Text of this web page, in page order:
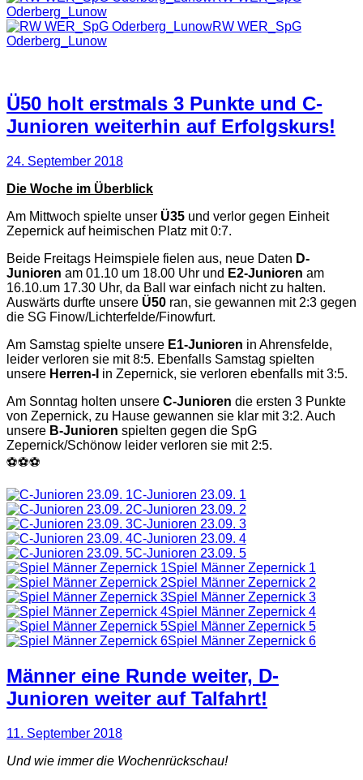
Oderberg_Lunow
RW WER_SpG
Oderberg_Lunow
Ü50 holt erstmals 3 Punkte und C-
Junioren weiterhin auf Erfolgskurs!
24. September 2018
Die Woche im Überblick
Am Mittwoch spielte unser Ü35 und verlor gegen Einheit
Zepernick auf heimischen Platz mit 0:7.
Beide Freitags Heimspiele fielen aus, neue Daten D-
Junioren am 01.10 um 18.00 Uhr und E2-Junioren am
16.10.um 17.30 Uhr, da Ball war einfach nicht zu halten.
Auswärts durfte unsere Ü50 ran, sie gewannen mit 2:3 gegen
die SG Finow/Lichterfelde/Finowfurt.
Am Samstag spielte unsere E1-Junioren in Ahrensfelde,
leider verloren sie mit 8:5. Ebenfalls Samstag spielten
unsere Herren-I in Zepernick, sie verloren ebenfalls mit 3:5.
Am Sonntag holten unsere C-Junioren die ersten 3 Punkte
von Zepernick, zu Hause gewannen sie klar mit 3:2. Auch
unsere B-Junioren spielten gegen die SpG
Zepernick/Schönow leider verloren sie mit 2:5.
⚽⚽⚽
C-Junioren 23.09. 1
C-Junioren 23.09. 2
C-Junioren 23.09. 3
C-Junioren 23.09. 4
C-Junioren 23.09. 5
Spiel Männer Zepernick 1
Spiel Männer Zepernick 2
Spiel Männer Zepernick 3
Spiel Männer Zepernick 4
Spiel Männer Zepernick 5
Spiel Männer Zepernick 6
Männer eine Runde weiter, D-
Junioren weiter auf Talfahrt!
11. September 2018
Und wie immer die Wochenrückschau!